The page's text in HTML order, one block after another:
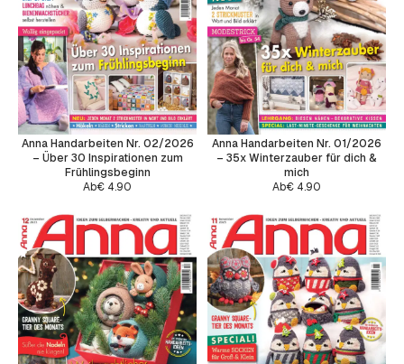
Anna Handarbeiten Nr. 02/2026
– Über 30 Inspirationen zum
Frühlingsbeginn
Ab€ 4.90
Anna Handarbeiten Nr. 01/2026
– 35x Winterzauber für dich &
mich
Ab€ 4.90